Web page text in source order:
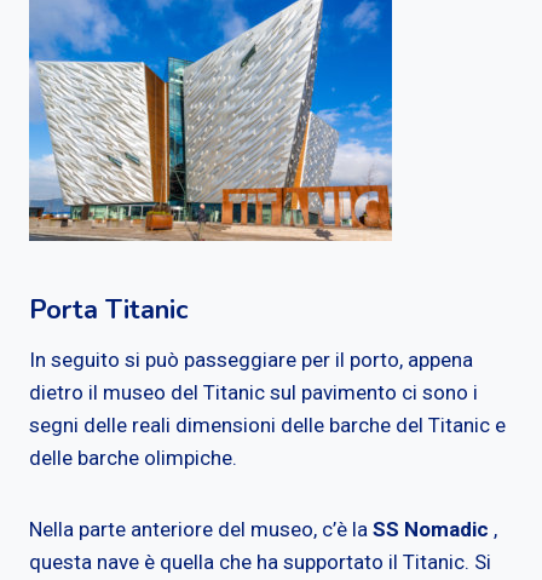
Porta Titanic
In seguito si può passeggiare per il porto, appena
dietro il museo del Titanic sul pavimento ci sono i
segni delle reali dimensioni delle barche del Titanic e
delle barche olimpiche.
Nella parte anteriore del museo, c’è la SS Nomadic ,
questa nave è quella che ha supportato il Titanic. Si